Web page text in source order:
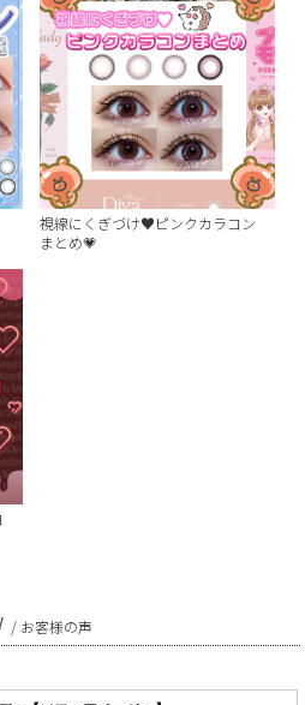
視線にくぎづけ♥ピンクカラコン
まとめ💗
/ お客様の声